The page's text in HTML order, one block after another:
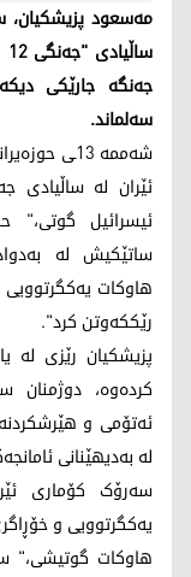
مەسعود پزیشکیان،
جەنگە جارێکی
سەلماند.
ئیسرائیل گوتی،"
ساتێکیش لە
هاوکات
رێککەوتن کرد".
پزیشکیان رێزی
کردەوە، دوژمنان
ئەتۆمی و
لە بەدیهێنانی
سەرۆک کۆماری
یەکگرتوویی و
هاوکات گوتیشی،"